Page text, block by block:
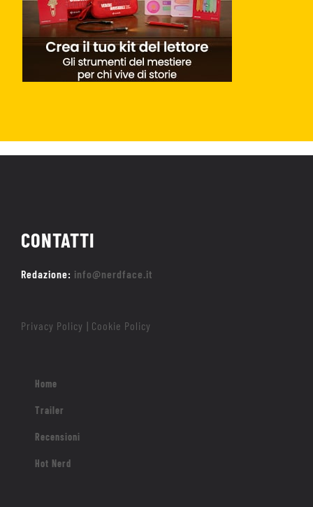
CONTATTI
Redazione: info@nerdface.it
Privacy Policy Cookie Policy
Home
Trailer
Recensioni
Hot Nerd